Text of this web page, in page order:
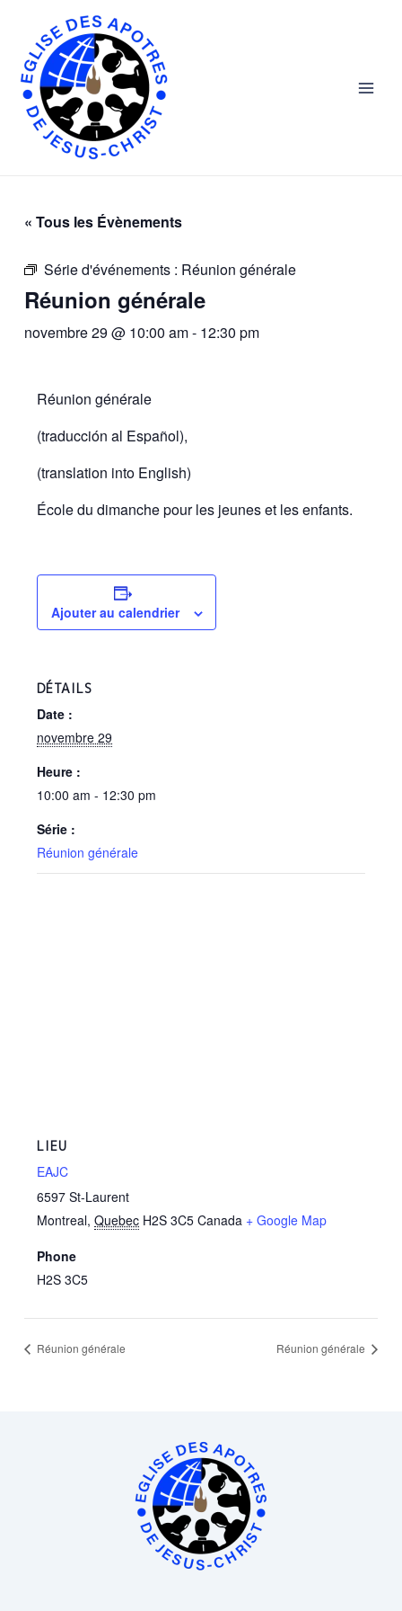
content
« Tous les Évènements
Série d'événements : Réunion générale
Réunion générale
novembre 29 @ 10:00 am- 12:30 pm
Réunion générale
(traducción al Español),
(translation into English)
École du dimanche pour les jeunes et les enfants.
Ajouter au calendrier
DÉTAILS
Date :
novembre 29
Heure :
10:00 am - 12:30 pm
Série :
Réunion générale
LIEU
EAJC
6597 St-Laurent
Montreal, Quebec H2S 3C5 Canada + Google Map
Phone
H2S 3C5
Réunion générale Réunion générale